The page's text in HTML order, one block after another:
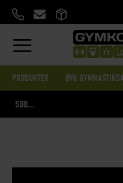
TO
PRODUKTER BYG